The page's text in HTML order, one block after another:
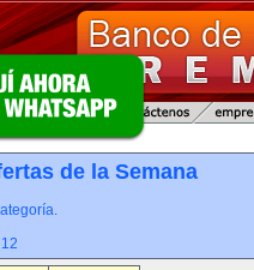
de la Semana